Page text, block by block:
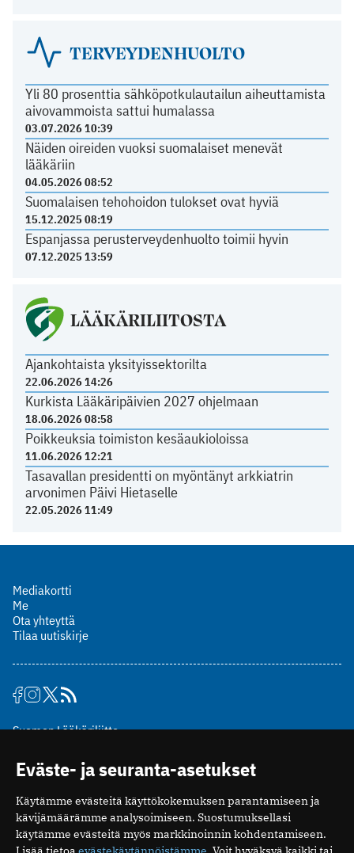
TERVEYDENHUOLTO
Yli 80 prosenttia sähköpotkulautailun aiheuttamista
aivovammoista sattui humalassa
03.07.2026 10:39
Näiden oireiden vuoksi suomalaiset menevät
lääkäriin
04.05.2026 08:52
Suomalaisen tehohoidon tulokset ovat hyviä
15.12.2025 08:19
Espanjassa perusterveydenhuolto toimii hyvin
07.12.2025 13:59
LÄÄKÄRILIITOSTA
Ajankohtaista yksityissektorilta
22.06.2026 14:26
Kurkista Lääkäripäivien 2027 ohjelmaan
18.06.2026 08:58
Poikkeuksia toimiston kesäaukioloissa
11.06.2026 12:21
Tasavallan presidentti on myöntänyt arkkiatrin
arvonimen Päivi Hietaselle
22.05.2026 11:49
Mediakortti
Me
Ota yhteyttä
Tilaa uutiskirje
Suomen Lääkäriliitto
00510 Helsinki
puh. (09) 393 091
toimitus@potilaanlaakarilehti.fi
ISSN 2323-9476
Eväste- ja seuranta-asetukset
Käytämme evästeitä käyttökokemuksen parantamiseen ja
kävijämäärämme analysoimiseen. Suostumuksellasi
käytämme evästeitä myös markkinoinnin kohdentamiseen.